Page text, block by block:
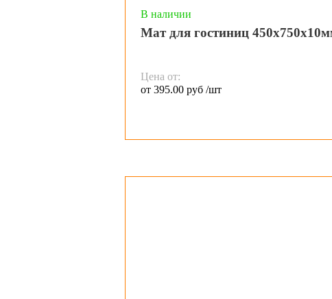
В наличии
Мат для гостиниц
Цена от:
от 395.00 руб /шт